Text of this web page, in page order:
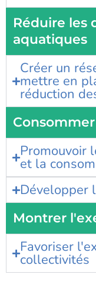
Réduire les
aquatiques
Créer un
mettre en
réduction
Promouvoir
et la
Développer
Montrer
Favoriser
collectivités